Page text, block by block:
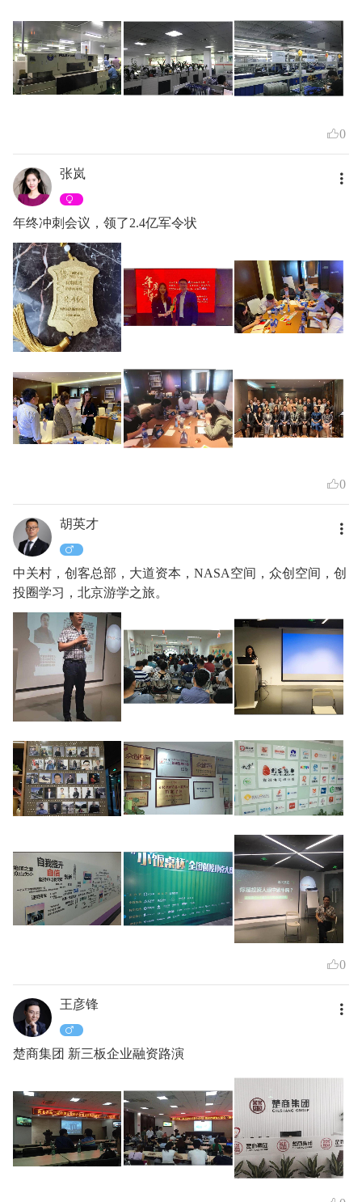
0
张岚
年终冲刺会议，领了2.4亿军令状
0
胡英才
中关村，创客总部，大道资本，NASA空间，众创空间，创
投圈学习，北京游学之旅。
0
王彦锋
楚商集团 新三板企业融资路演